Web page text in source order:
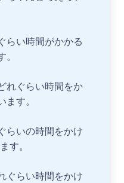
らい時間がかかる
れぐらい時間をか
す。
らいの時間をかけ
す。
ぐらい時間をかけ